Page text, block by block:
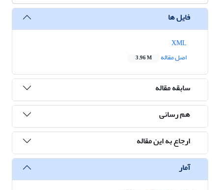
فایل ها
اصل مقاله
3.96 M
سابقه مقاله
هم رسانی
ارجاع به این مقاله
آمار